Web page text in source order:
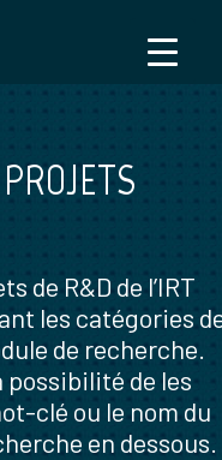
de R&D de l’IRT
les catégories
de recherche.
possibilité de les
clé ou le nom du
en dessous.